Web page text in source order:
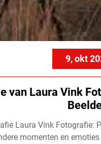
9, okt
van Laura Vink
Laura Vink Fotografie:
momenten en